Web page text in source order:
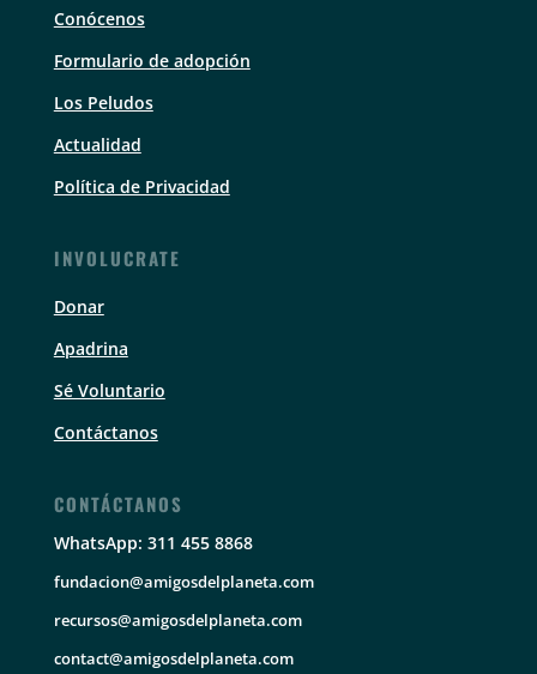
Conócenos
Formulario de adopción
Los Peludos
Actualidad
Política de Privacidad
INVOLUCRATE
Donar
Apadrina
Sé Voluntario
Contáctanos
CONTÁCTANOS
WhatsApp: 311 455 8868
fundacion@amigosdelplaneta.com
recursos@amigosdelplaneta.com
contact@amigosdelplaneta.com